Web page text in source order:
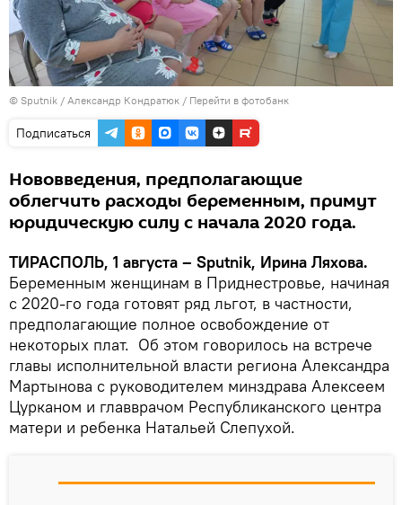
© Sputnik / Александр Кондратюк / Перейти в фотобанк
Подписаться
Нововведения, предполагающие
облегчить расходы беременным, примут
юридическую силу с начала 2020 года.
ТИРАСПОЛЬ, 1 августа – Sputnik, Ирина Ляхова.
Беременным женщинам в Приднестровье, начиная
с 2020-го года готовят ряд льгот, в частности,
предполагающие полное освобождение от
некоторых плат. Об этом говорилось на встрече
главы исполнительной власти региона Александра
Мартынова с руководителем минздрава Алексеем
Цурканом и главврачом Республиканского центра
матери и ребенка Натальей Слепухой.